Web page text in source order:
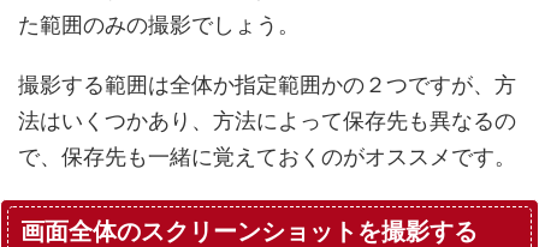
た範囲のみの撮影でしょう。
撮影する範囲は全体か指定範囲かの２つですが、方
法はいくつかあり、方法によって保存先も異なるの
で、保存先も一緒に覚えておくのがオススメです。
画面全体のスクリーンショットを撮影する